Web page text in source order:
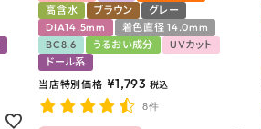
高含水
ブラウン
グレー
DIA14.5mm
着色直径 14.0mm
BC8.6
うるおい成分
UVカット
ドール系
当店特別価格 ¥1,793 税込
8件